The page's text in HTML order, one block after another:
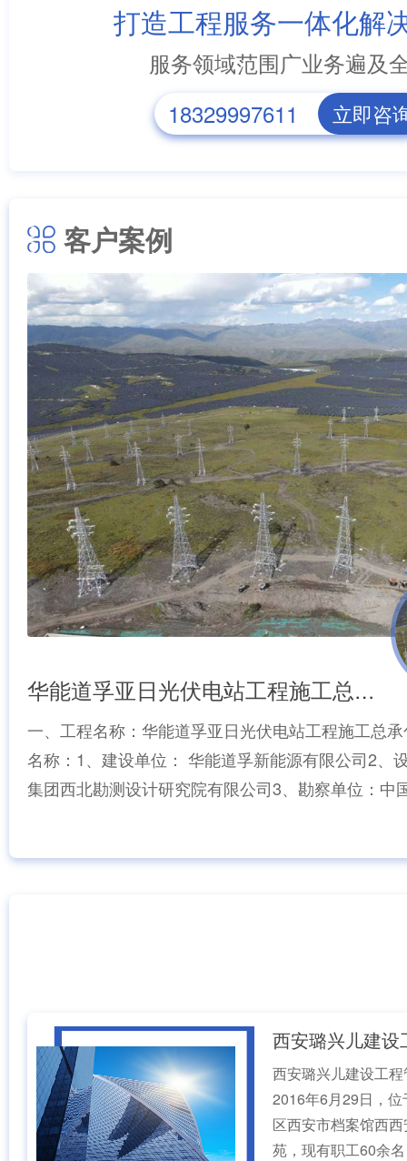
打造工程服务一体化解
服务领域范围广业务遍及
18329997611
立即咨
客户案例
华能道孚亚日光伏电站工程施工总承包Ⅱ标
一、工程名称：华能道孚亚日光伏电站工程施工总
名称：1、建设单位： 华能道孚新能源有限公司2、
集团西北勘测设计研究院有限公司3、勘察单位：中
西安璐兴儿建设工
2016年6月29日，
区西安市档案馆西
苑，现有职工60余